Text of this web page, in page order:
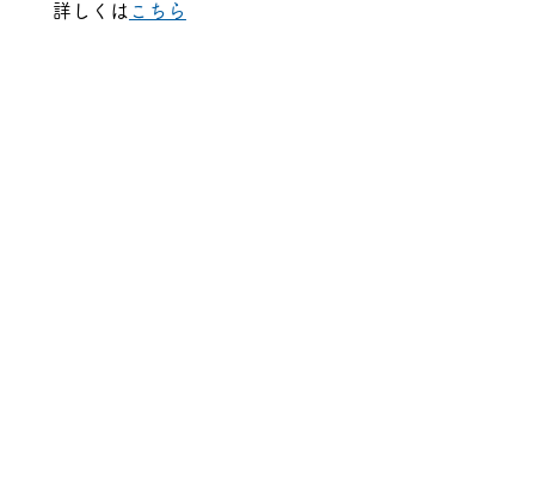
詳しくは こちら